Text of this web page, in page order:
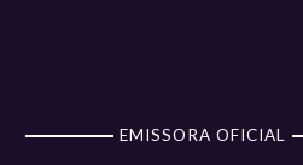
EMISSORA OFICIAL